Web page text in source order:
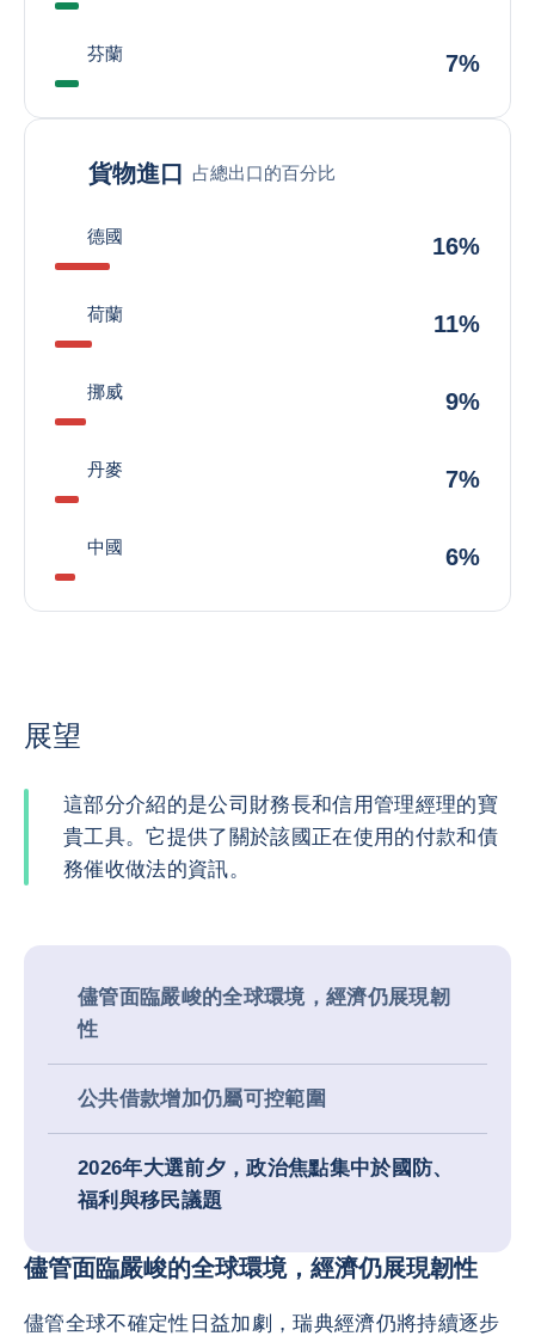
芬蘭 7%
貨物進口 占總出口的百分比
德國 16%
荷蘭 11%
挪威 9%
丹麥 7%
中國 6%
展望
這部分介紹的是公司財務長和信用管理經理的寶
貴工具。它提供了關於該國正在使用的付款和債
務催收做法的資訊。
儘管面臨嚴峻的全球環境，經濟仍展現韌
性
公共借款增加仍屬可控範圍
2026年大選前夕，政治焦點集中於國防、
福利與移民議題
儘管面臨嚴峻的全球環境，經濟仍展現韌性
儘管全球不確定性日益加劇，瑞典經濟仍將持續逐步